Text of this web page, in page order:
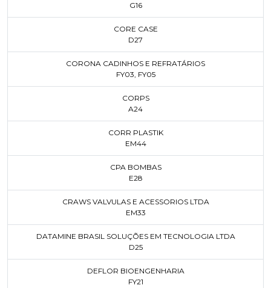
G16
CORE CASE
D27
CORONA CADINHOS E REFRATÁRIOS
FY03, FY05
CORPS
A24
CORR PLASTIK
EM44
CPA BOMBAS
E28
CRAWS VALVULAS E ACESSORIOS LTDA
EM33
DATAMINE BRASIL SOLUÇÕES EM TECNOLOGIA LTDA
D25
DEFLOR BIOENGENHARIA
FY21